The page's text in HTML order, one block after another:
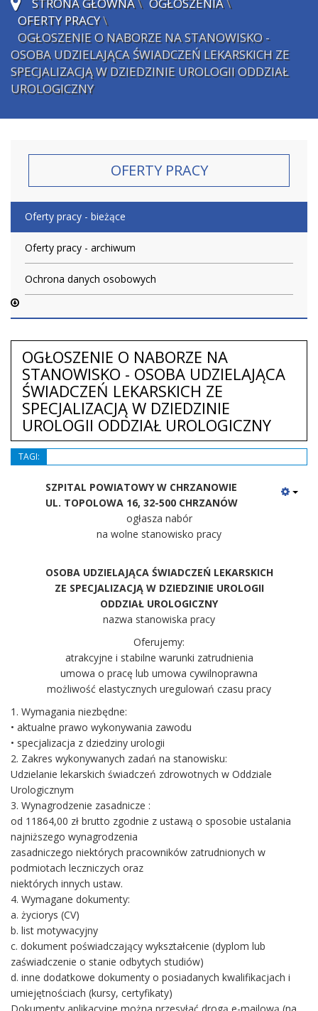
OFERTY PRACY\
OGŁOSZENIE O NABORZE NA STANOWISKO -
OSOBA UDZIELAJĄCA ŚWIADCZEŃ LEKARSKICH ZE
SPECJALIZACJĄ W DZIEDZINIE UROLOGII ODDZIAŁ
UROLOGICZNY
OFERTY PRACY
Oferty pracy - bieżące
Oferty pracy - archiwum
Ochrona danych osobowych
OGŁOSZENIE O NABORZE NA
STANOWISKO - OSOBA UDZIELAJĄCA
ŚWIADCZEŃ LEKARSKICH ZE
SPECJALIZACJĄ W DZIEDZINIE
UROLOGII ODDZIAŁ UROLOGICZNY
TAGI:
SZPITAL POWIATOWY W CHRZANOWIE
UL. TOPOLOWA 16, 32-500 CHRZANÓW
ogłasza nabór
na wolne stanowisko pracy
OSOBA UDZIELAJĄCA ŚWIADCZEŃ LEKARSKICH
ZE SPECJALIZACJĄ W DZIEDZINIE UROLOGII
ODDZIAŁ UROLOGICZNY
nazwa stanowiska pracy
Oferujemy:
atrakcyjne i stabilne warunki zatrudnienia
umowa o pracę lub umowa cywilnoprawna
możliwość elastycznych uregulowań czasu pracy
1. Wymagania niezbędne:
• aktualne prawo wykonywania zawodu
• specjalizacja z dziedziny urologii
2. Zakres wykonywanych zadań na stanowisku:
Udzielanie lekarskich świadczeń zdrowotnych w Oddziale
Urologicznym
3. Wynagrodzenie zasadnicze :
od 11864,00 zł brutto zgodnie z ustawą o sposobie ustalania
najniższego wynagrodzenia
zasadniczego niektórych pracowników zatrudnionych w
podmiotach leczniczych oraz
niektórych innych ustaw.
4. Wymagane dokumenty:
a. życiorys (CV)
b. list motywacyjny
c. dokument poświadczający wykształcenie (dyplom lub
zaświadczenie o stanie odbytych studiów)
d. inne dodatkowe dokumenty o posiadanych kwalifikacjach i
umiejętnościach (kursy, certyfikaty)